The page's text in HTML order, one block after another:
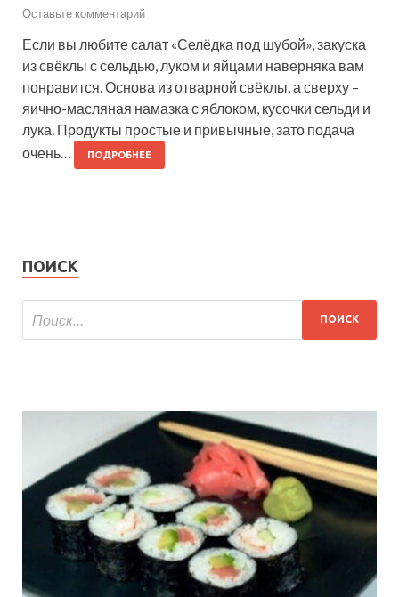
Оставьте комментарий
Если вы любите салат «Селёдка под шубой», закуска
из свёклы с сельдью, луком и яйцами наверняка вам
понравится. Основа из отварной свёклы, а сверху –
яично-масляная намазка с яблоком, кусочки сельди и
лука. Продукты простые и привычные, зато подача
очень…
ПОДРОБНЕЕ
ПОИСК